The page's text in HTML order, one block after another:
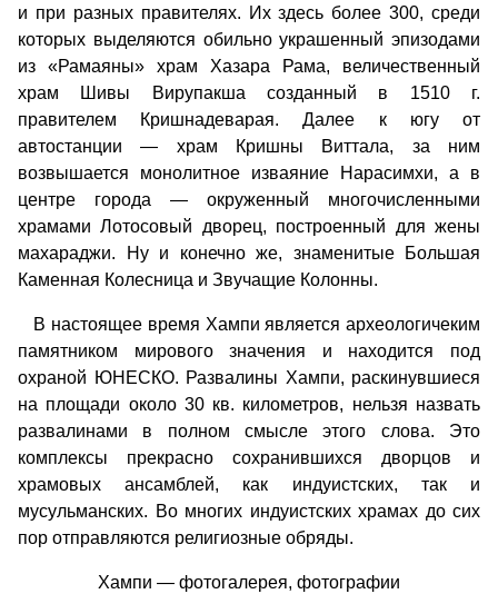
и при разных правителях. Их здесь более 300, среди
которых выделяются обильно украшенный эпизодами
из «Рамаяны» храм Хазара Рама, величественный
храм Шивы Вирупакша созданный в 1510 г.
правителем Кришнадеварая. Далее к югу от
автостанции — храм Кришны Виттала, за ним
возвышается монолитное изваяние Нарасимхи, а в
центре города — окруженный многочисленными
храмами Лотосовый дворец, построенный для жены
махараджи. Ну и конечно же, знаменитые Большая
Каменная Колесница и Звучащие Колонны.
В настоящее время Хампи является археологичеким
памятником мирового значения и находится под
охраной ЮНЕСКО. Развалины Хампи, раскинувшиеся
на площади около 30 кв. километров, нельзя назвать
развалинами в полном смысле этого слова. Это
комплексы прекрасно сохранившихся дворцов и
храмовых ансамблей, как индуистских, так и
мусульманских. Во многих индуистских храмах до сих
пор отправляются религиозные обряды.
Хампи — фотогалерея, фотографии